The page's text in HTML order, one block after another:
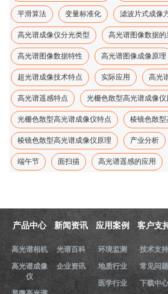
平滑算法 变量标准化 滤波片式成像
高光谱成像仪分光类型 高光谱图像数据的
高光谱图像数据特性 高光谱图像成像原理
超光谱成像技术特点 实际应用 高光
高光谱遥感特点 光栅色散型高光谱成像仪
光栅色散型高光谱成像仪特点 棱镜色散型
棱镜色散型高光谱成像仪原理 产业分析
端午节 面扫描 高光谱遥感的应用
产品中心
高光谱相机
高光谱成像
仪
新闻资讯
光谱百科
企业资讯
应用案例
环境监测
地质行业
医学行业
客户支
技术支持
常见问题
下载中心